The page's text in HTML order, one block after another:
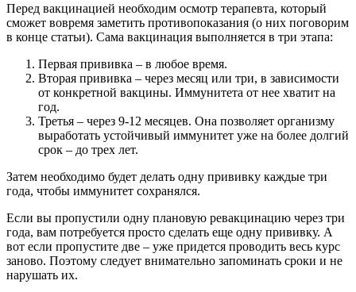
Перед вакцинацией необходим осмотр терапевта, который
сможет вовремя заметить противопоказания (о них поговорим
в конце статьи). Сама вакцинация выполняется в три этапа:
Первая прививка – в любое время.
Вторая прививка – через месяц или три, в зависимости
от конкретной вакцины. Иммунитета от нее хватит на
год.
Третья – через 9-12 месяцев. Она позволяет организму
выработать устойчивый иммунитет уже на более долгий
срок – до трех лет.
Затем необходимо будет делать одну прививку каждые три
года, чтобы иммунитет сохранялся.
Если вы пропустили одну плановую ревакцинацию через три
года, вам потребуется просто сделать еще одну прививку. А
вот если пропустите две – уже придется проводить весь курс
заново. Поэтому следует внимательно запоминать сроки и не
нарушать их.